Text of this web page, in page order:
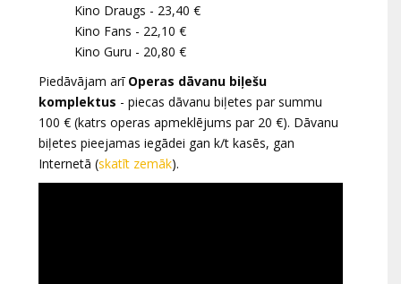
Kino Draugs - 23,40 €
Kino Fans - 22,10 €
Kino Guru - 20,80 €
Piedāvājam arī Operas dāvanu biļešu
komplektus - piecas dāvanu biļetes par summu
100 € (katrs operas apmeklējums par 20 €). Dāvanu
biļetes pieejamas iegādei gan k/t kasēs, gan
Internetā (skatīt zemāk).